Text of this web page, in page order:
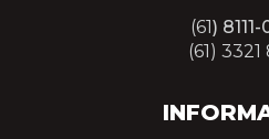
(61)
(61) 3321